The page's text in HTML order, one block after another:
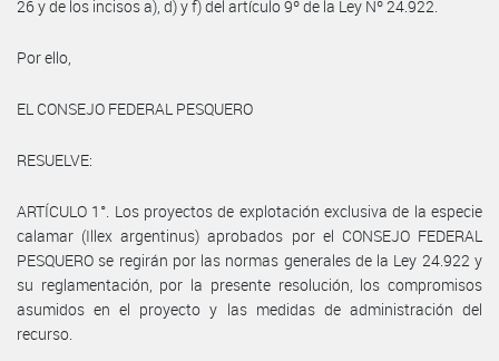
26 y de los incisos a), d) y f) del artículo 9º de la Ley Nº 24.922.
Por ello,
EL CONSEJO FEDERAL PESQUERO
RESUELVE:
ARTÍCULO 1°. Los proyectos de explotación exclusiva de la especie
calamar (Illex argentinus) aprobados por el CONSEJO FEDERAL
PESQUERO se regirán por las normas generales de la Ley 24.922 y
su reglamentación, por la presente resolución, los compromisos
asumidos en el proyecto y las medidas de administración del
recurso.